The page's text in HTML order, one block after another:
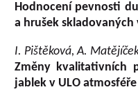
Hodnocení pevnosti
a hrušek skladovaných
I. Pištěková, A.
Změny kvalitativních
jablek v ULO atmosféře